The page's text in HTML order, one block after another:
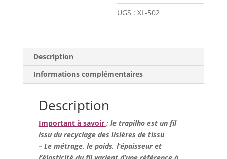
fleuri
(maille
UGS :XL-502
Description
Informations complémentaires
Description
Important à savoir : le trapilho est un fil
issu du recyclage des lisières de tissu
– Le métrage, le poids, l’épaisseur et